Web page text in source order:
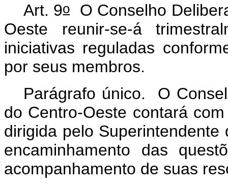
Art. 9oO Conselho
Oeste reunir-se-á
iniciativas reguladas
por seus membros.
Parágrafo único. O
do Centro-Oeste contará
dirigida pelo Superintendente
encaminhamento das
acompanhamento de suas